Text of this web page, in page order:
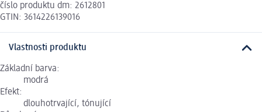
číslo produktu dm: 2612801
GTIN: 3614226139016
Vlastnosti produktu
Základní barva:
modrá
Efekt:
dlouhotrvající, tónující